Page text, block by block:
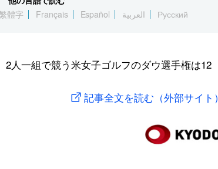
體字 Français Español العربية Русский
2人一組で競う米女子ゴルフのダウ選手権は12
記事全文を読む（外部サイト）